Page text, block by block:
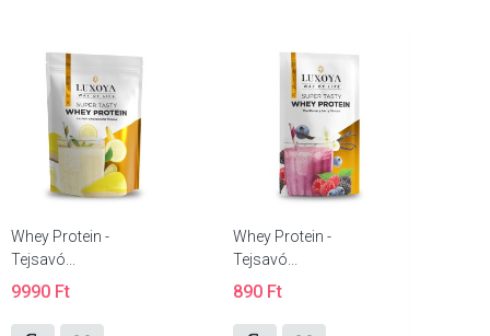
Whey Protein -
Tejsavó...
9990 Ft
Whey Protein -
Tejsavó...
890 Ft